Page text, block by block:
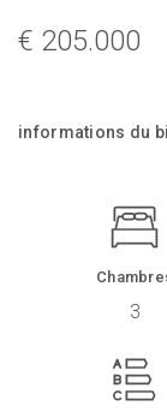
€ 205.000
informations du
3